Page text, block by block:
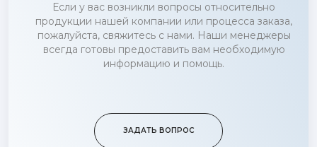
Если у вас возникли вопросы относительно
продукции нашей компании или процесса заказа,
пожалуйста, свяжитесь с нами. Наши менеджеры
всегда готовы предоставить вам необходимую
информацию и помощь.
ЗАДАТЬ ВОПРОС